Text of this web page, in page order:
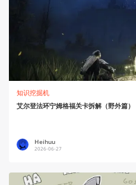
知识挖掘机
艾尔登法环宁姆格福关卡拆解（野外篇）
Heihuu
2026-06-27